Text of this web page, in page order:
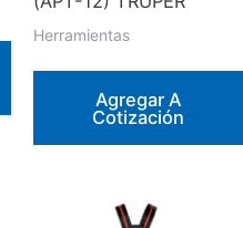
Herramientas
Agregar A
Cotización